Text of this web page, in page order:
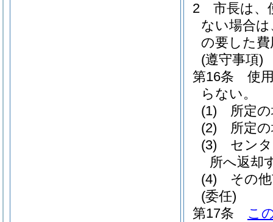
2
市長は、
ない場合
の要した
(遵守事項)
第16条
使
らない。
(1)
所定
(2)
所定
(3)
セン
所へ返却
(4)
その
(委任)
第17条
こ